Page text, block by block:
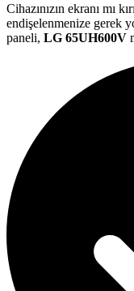
Cihazınızın ekranı mı
endişelenmenize gerek
paneli, LG 65UH600V